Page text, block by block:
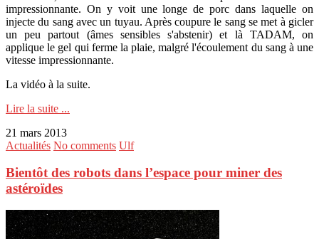
impressionnante. On y voit une longe de porc dans laquelle on
injecte du sang avec un tuyau. Après coupure le sang se met à gicler
un peu partout (âmes sensibles s'abstenir) et là TADAM, on
applique le gel qui ferme la plaie, malgré l'écoulement du sang à une
vitesse impressionnante.
La vidéo à la suite.
Lire la suite ...
21 mars 2013
Actualités No comments Ulf
Bientôt des robots dans l’espace pour miner des
astéroïdes